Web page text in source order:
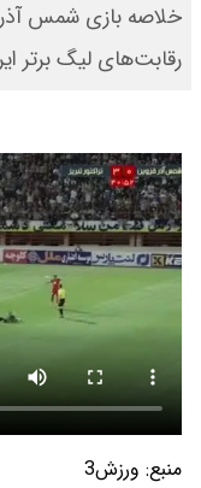
رقابت‌های لیگ برتر
منبع: ورزش3